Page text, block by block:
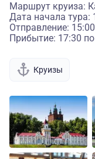
Маршрут круиза:
Дата начала тура:
Отправление:
Прибытие: 17:30
Круизы